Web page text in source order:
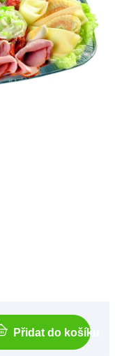
Přidat do košíku